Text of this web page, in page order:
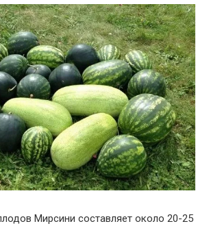
Мирсини составляет около 20-25